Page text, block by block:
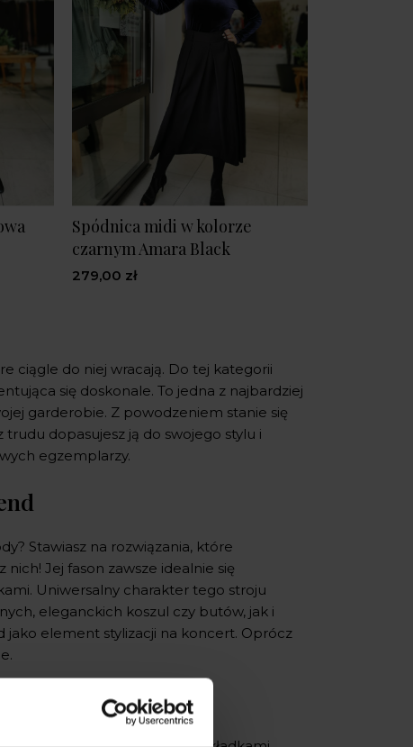
Spódnica midi w kolorze
czarnym Amara Black
279,00 zł
ciągle do niej wracają. Do tej kategorii
się doskonale. To jedna z najbardziej
garderobie. Z powodzeniem stanie się
dopasujesz ją do swojego stylu i
egzemplarzy.
Stawiasz na rozwiązania, które
nich! Jej fason zawsze idealnie się
Uniwersalny charakter tego stroju
eleganckich koszul czy butów, jak i
jako element stylizacji na koncert. Oprócz